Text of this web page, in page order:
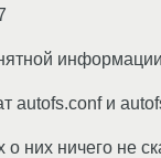
autofs.conf и
о них ничего не